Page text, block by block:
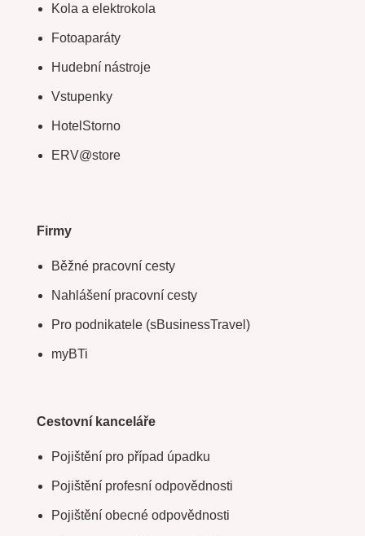
Kola a elektrokola
Fotoaparáty
Hudební nástroje
Vstupenky
HotelStorno
ERV@store
Firmy
Běžné pracovní cesty
Nahlášení pracovní cesty
Pro podnikatele (sBusinessTravel)
myBTi
Cestovní kanceláře
Pojištění pro případ úpadku
Pojištění profesní odpovědnosti
Pojištění obecné odpovědnosti